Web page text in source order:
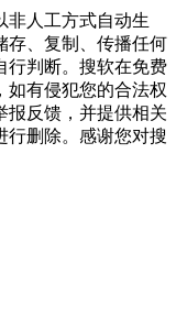
非人工方式自动生
存、复制、传播任何
行判断。搜软在免费
如有侵犯您的合法权
报反馈，并提供相关
行删除。感谢您对搜